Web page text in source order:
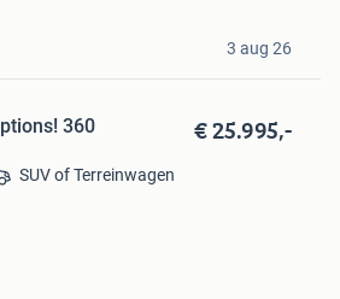
3 aug 26
360 € 25.995,-
SUV of Terreinwagen